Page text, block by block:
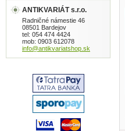
ANTIKVARIÁT s.r.o.
Radničné námestie 46
08501 Bardejov
tel: 054 474 4424
mob: 0903 612078
info@antikvariatshop.sk